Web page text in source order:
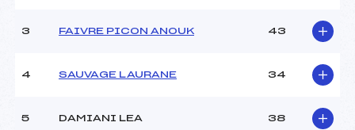
Point Haut :
3 FAIVRE PICON ANOUK 43
4 SAUVAGE LAURANE 34
5 DAMIANI LEA 38